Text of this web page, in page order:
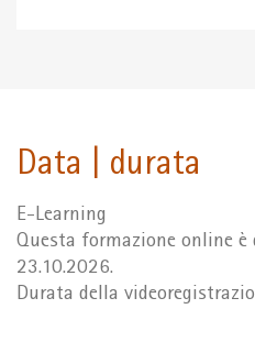
Data | durata
E-Learning
Questa formazione online
23.10.2026.
Durata della